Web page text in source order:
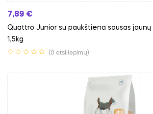
7,89 €
Quattro Junior su paukštiena sausas jaunų
1,5kg
(0 atsiliepimų)